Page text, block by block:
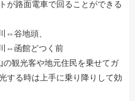
が路面電車で回ることができる
⇔谷地頭、
⇔函館どつく前
観光客や地元住民を乗せてガ
する時は上手に乗り降りして効